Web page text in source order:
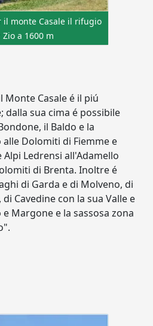
il monte Casale il rifugio
Zio a 1600 m
Monte Casale é il piú
dalla sua cima é possibile
il Baldo e la
alle Dolomiti di Fiemme e
Alpi Ledrensi all'Adamello
di Brenta. Inoltre é
di Garda e di Molveno, di
Cavedine con la sua Valle e
Margone e la sassosa zona